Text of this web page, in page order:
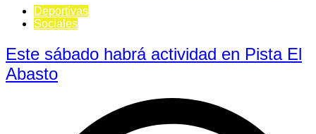
Deportivas
Sociales
Este sábado habrá actividad en Pista El
Abasto